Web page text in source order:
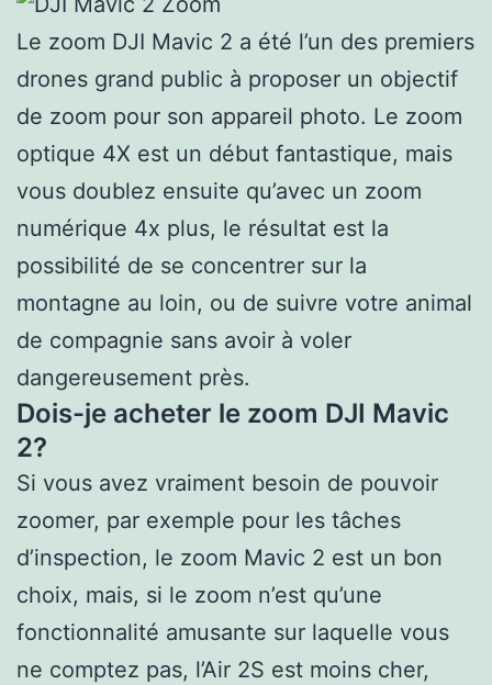
Le zoom DJI Mavic 2 a été l’un des premiers
drones grand public à proposer un objectif
de zoom pour son appareil photo. Le zoom
optique 4X est un début fantastique, mais
vous doublez ensuite qu’avec un zoom
numérique 4x plus, le résultat est la
possibilité de se concentrer sur la
montagne au loin, ou de suivre votre animal
de compagnie sans avoir à voler
dangereusement près.
Dois-je acheter le zoom DJI Mavic
2?
Si vous avez vraiment besoin de pouvoir
zoomer, par exemple pour les tâches
d’inspection, le zoom Mavic 2 est un bon
choix, mais, si le zoom n’est qu’une
fonctionnalité amusante sur laquelle vous
ne comptez pas, l’Air 2S est moins cher,